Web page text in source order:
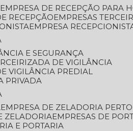
EMPRESA DE RECEPÇÃO PARA
RECEPÇÃO
EMPRESAS
EMPRESA
E SEGURANÇA
DE VIGILÂNCIA
VIGILÂNCIA PREDIAL
PRIVADA
EMPRESA DE ZELADORIA
ZELADORIA
EMPRESAS DE
E PORTARIA